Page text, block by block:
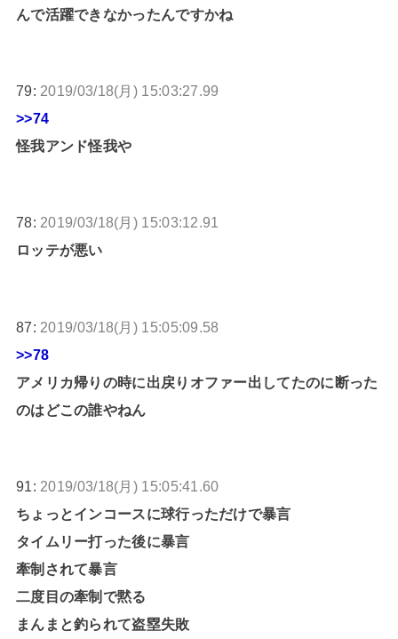
んで活躍できなかったんですかね
79: 2019/03/18(月) 15:03:27.99
>>74
怪我アンド怪我や
78: 2019/03/18(月) 15:03:12.91
ロッテが悪い
87: 2019/03/18(月) 15:05:09.58
>>78
アメリカ帰りの時に出戻りオファー出してたのに断った
のはどこの誰やねん
91: 2019/03/18(月) 15:05:41.60
ちょっとインコースに球行っただけで暴言
タイムリー打った後に暴言
牽制されて暴言
二度目の牽制で黙る
まんまと釣られて盗塁失敗